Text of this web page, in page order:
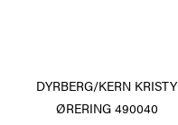
DYRBERG/KERN KRISTY
ØRERING 490040